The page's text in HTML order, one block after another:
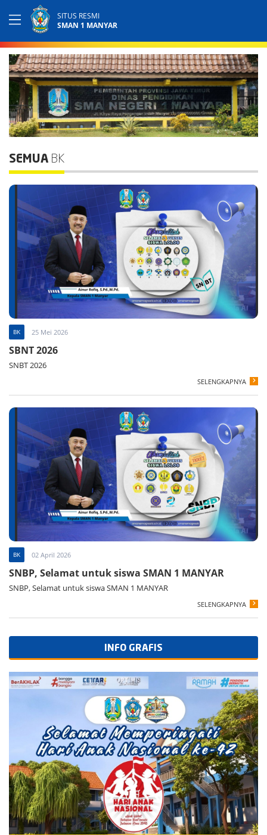
SITUS RESMI
SMAN 1 MANYAR
SEMUA BK
BK 25 Mei 2026
SBNT 2026
SNBT 2026
SELENGKAPNYA
BK 02 April 2026
SNBP, Selamat untuk siswa SMAN 1 MANYAR
SNBP, Selamat untuk siswa SMAN 1 MANYAR
SELENGKAPNYA
INFO GRAFIS